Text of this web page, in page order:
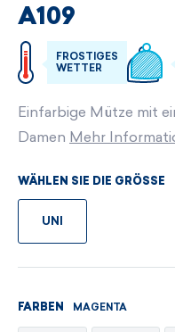
A109
FROSTIGES
WETTER
Einfarbige Mütze mit
Damen Mehr
WÄHLEN SIE DIE GRÖSSE
UNI
FARBEN MAGENTA